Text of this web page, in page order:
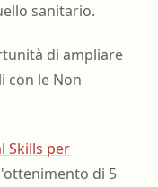
sanitario.
di ampliare
con le Non
Skills per
di 5